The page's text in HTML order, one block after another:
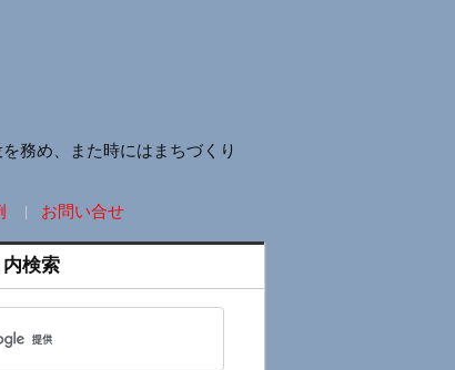
務め、また時にはまちづくり
お問い合せ
検索